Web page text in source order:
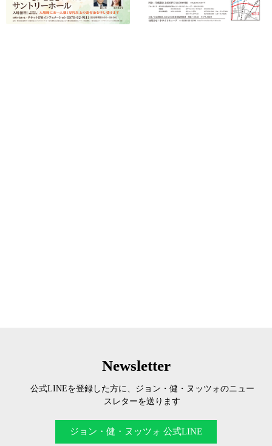
Newsletter
公式LINEを登録した方に、ジョン・健・ヌッツォのニュー
スレターを送ります
ジョン・健・ヌッツォ 公式LINE